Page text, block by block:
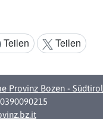
Teilen Teilen
Provinz Bozen - Südtirol